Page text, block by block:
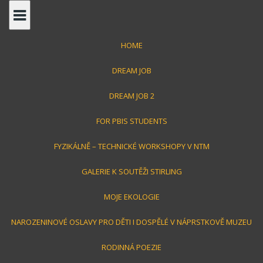
HOME
DREAM JOB
DREAM JOB 2
FOR PBIS STUDENTS
FYZIKÁLNĚ – TECHNICKÉ WORKSHOPY V NTM
GALERIE K SOUTĚŽI STIRLING
MOJE EKOLOGIE
NAROZENINOVÉ OSLAVY PRO DĚTI I DOSPĚLÉ V NÁPRSTKOVĚ MUZEU
RODINNÁ POEZIE
Jirka Toman